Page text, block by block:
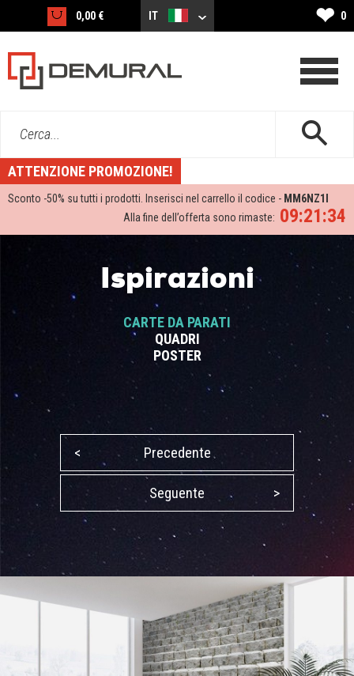
0,00 € IT ❤ 0
Cerca...
ATTENZIONE PROMOZIONE!
Sconto -50% su tutti i prodotti. Inserisci nel carrello il codice - MM6NZ1I
09:21:34
Alla fine dell’offerta sono rimaste:
Ispirazioni
CARTE DA PARATI
QUADRI
POSTER
< Precedente
Seguente >